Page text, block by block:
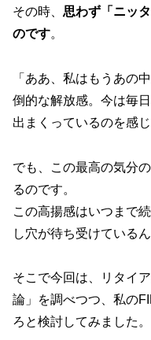
その時、 思わず「ニッ
のです。
「ああ、私はもうあの
倒的な解放感。今は毎
出まくっているのを感じ
でも、この最高の気分
るのです。
この高揚感はいつまで
し穴が待ち受けている
そこで今回は、リタイ
論」を調べつつ、私の
ろと検討してみました。